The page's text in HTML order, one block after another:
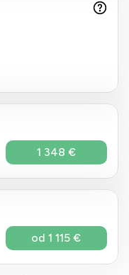
1 348 €
od 1 115 €